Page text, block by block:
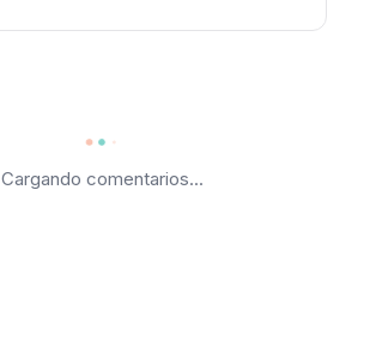
Cargando comentarios...